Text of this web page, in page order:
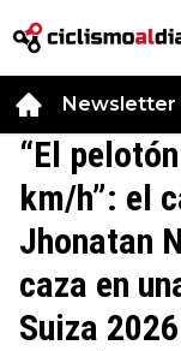
Newsletter
“El
km/h”: el
Jhonatan
caza en
Suiza 2026